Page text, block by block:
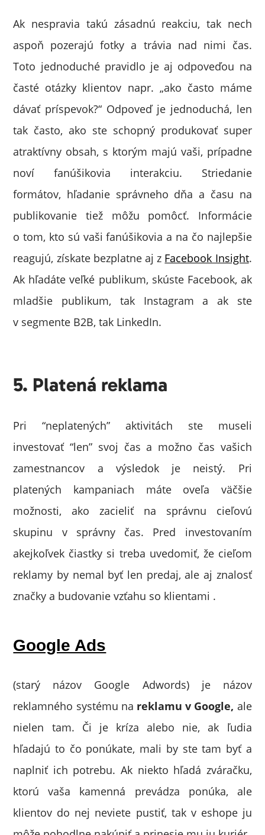
Ak nespravia takú zásadnú reakciu, tak nech
aspoň pozerajú fotky a trávia nad nimi čas.
Toto jednoduché pravidlo je aj odpoveďou na
časté otázky klientov napr. „ako často máme
dávať príspevok?“ Odpoveď je jednoduchá, len
tak často, ako ste schopný produkovať super
atraktívny obsah, s ktorým majú vaši, prípadne
noví fanúšikovia interakciu. Striedanie
formátov, hľadanie správneho dňa a času na
publikovanie tiež môžu pomôcť. Informácie
o tom, kto sú vaši fanúšikovia a na čo najlepšie
reagujú, získate bezplatne aj z Facebook Insight.
Ak hľadáte veľké publikum, skúste Facebook, ak
mladšie publikum, tak Instagram a ak ste
v segmente B2B, tak LinkedIn.
5. Platená reklama
Pri “neplatených” aktivitách ste museli
investovať “len” svoj čas a možno čas vašich
zamestnancov a výsledok je neistý. Pri
platených kampaniach máte oveľa väčšie
možnosti, ako zacieliť na správnu cieľovú
skupinu v správny čas. Pred investovaním
akejkoľvek čiastky si treba uvedomiť, že cieľom
reklamy by nemal byť len predaj, ale aj znalosť
značky a budovanie vzťahu so klientami .
Google Ads
(starý názov Google Adwords) je názov
reklamného systému na reklamu v Google, ale
nielen tam. Či je kríza alebo nie, ak ľudia
hľadajú to čo ponúkate, mali by ste tam byť a
naplniť ich potrebu. Ak niekto hľadá zváračku,
ktorú vaša kamenná prevádza ponúka, ale
klientov do nej neviete pustiť, tak v eshope ju